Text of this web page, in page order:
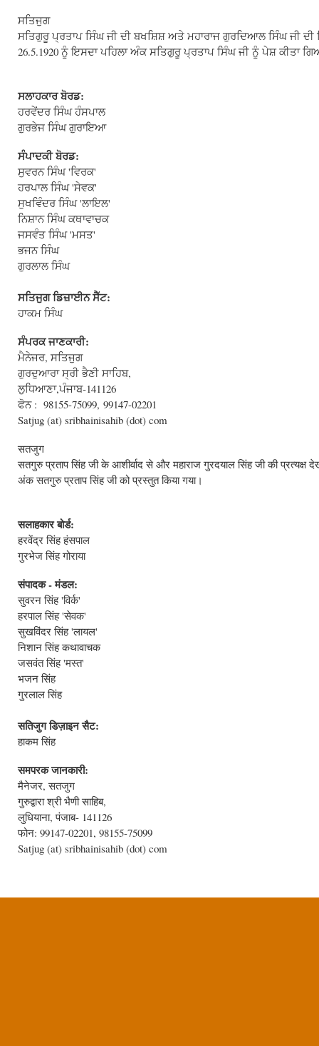
ਸਤਿਜੁਗ
ਸਤਿਗੁਰੂ ਪ੍ਰਤਾਪ ਸਿੰਘ ਜੀ ਦੀ ਬਖਸ਼ਿਸ਼ ਅਤੇ ਮਹਾਰਾਜ ਗੁਰਦਿਆਲ ਸਿੰਘ ਜੀ ਦੀ
26.5.1920 ਨੂੰ ਇਸਦਾ ਪਹਿਲਾ ਅੰਕ ਸਤਿਗੁਰੂ ਪ੍ਰਤਾਪ ਸਿੰਘ ਜੀ ਨੂੰ ਪੇਸ਼ ਕੀਤਾ
ਸਲਾਹਕਾਰ ਬੋਰਡ:
ਹਰਵੇਂਦਰ ਸਿੰਘ ਹੰਸਪਾਲ
ਗੁਰਭੇਜ ਸਿੰਘ ਗੁਰਾਇਆ
ਸੰਪਾਦਕੀ ਬੋਰਡ:
ਸੁਵਰਨ ਸਿੰਘ 'ਵਿਰਕ'
ਹਰਪਾਲ ਸਿੰਘ 'ਸੇਵਕ'
ਸੁਖਵਿੰਦਰ ਸਿੰਘ 'ਲਾਇਲ'
ਨਿਸ਼ਾਨ ਸਿੰਘ ਕਥਾਵਾਚਕ
ਜਸਵੰਤ ਸਿੰਘ 'ਮਸਤ'
ਭਜਨ ਸਿੰਘ
ਗੁਰਲਾਲ ਸਿੰਘ
ਸਤਿਜੁਗ ਡਿਜ਼ਾਈਨ ਸੈੱਟ:
ਹਾਕਮ ਸਿੰਘ
ਸੰਪਰਕ ਜਾਣਕਾਰੀ:
ਮੈਨੇਜਰ, ਸਤਿਜੁਗ
ਗੁਰਦੁਆਰਾ ਸ੍ਰੀ ਭੈਣੀ ਸਾਹਿਬ,
ਲੁਧਿਆਣਾ,ਪੰਜਾਬ-141126
ਫੋਨ : 98155-75099, 99147-02201
Satjug (at) sribhainisahib (dot) com
सतजुग
सतगुरु प्रताप सिंह जी के आशीर्वाद से और महाराज गुरदयाल सिंह जी की
अंक सतगुरु प्रताप सिंह जी को प्रस्तुत किया गया।
सलाहकार बोर्ड:
हरवेंद्र सिंह हंसपाल
गुरभेज सिंह गोराया
संपादक - मंडल:
सुवरन सिंह 'विर्क'
हरपाल सिंह 'सेवक'
सुखविंदर सिंह 'लायल'
निशान सिंह कथावाचक
जसवंत सिंह 'मस्त'
भजन सिंह
गुरलाल सिंह
सतिजुग डिज़ाइन सैट:
हाकम सिंह
समपरक जानकारी:
मैनेजर, सतजुग
गुरुद्वारा श्री भैणी साहिब,
लुधियाना, पंजाब- 141126
फोन: 99147-02201, 98155-75099
Satjug (at) sribhainisahib (dot) com